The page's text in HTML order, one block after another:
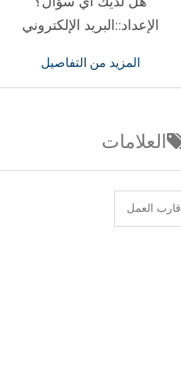
الإعداد::البريد الإلكتروني
المزيد من التفاصيل
العلامات
قارب العمل